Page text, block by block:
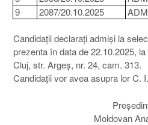
9
2087/20.10.2025
Candidații declarați admiși la
prezenta în data de 22.10.2025,
Cluj, str. Argeș, nr. 24, cam. 313.
Candidații vor avea asupra lor C. I.
Moldovan